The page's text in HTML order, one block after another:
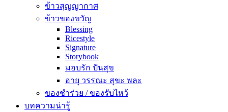
ข้าวสุญญากาศ
ข้าวของขวัญ
Blessing
Ricestyle
Signature
Storybook
มอบรัก ปันสุข
อายุ วรรณะ สุขะ พละ
ของชำร่วย / ของรับไหว้
บทความน่ารู้